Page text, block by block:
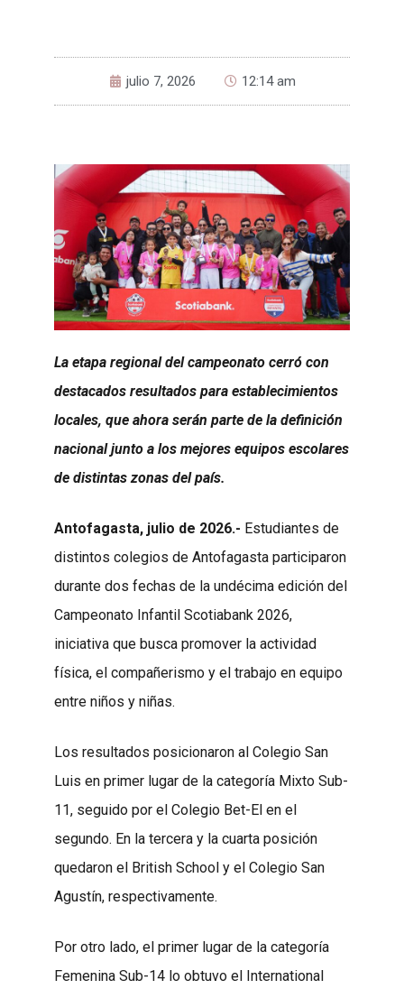
julio 7, 2026 12:14 am
La etapa regional del campeonato cerró con
destacados resultados para establecimientos
locales, que ahora serán parte de la definición
nacional junto a los mejores equipos escolares
de distintas zonas del país.
Antofagasta, julio de 2026.- Estudiantes de
distintos colegios de Antofagasta participaron
durante dos fechas de la undécima edición del
Campeonato Infantil Scotiabank 2026,
iniciativa que busca promover la actividad
física, el compañerismo y el trabajo en equipo
entre niños y niñas.
Los resultados posicionaron al Colegio San
Luis en primer lugar de la categoría Mixto Sub-
11, seguido por el Colegio Bet-El en el
segundo. En la tercera y la cuarta posición
quedaron el British School y el Colegio San
Agustín, respectivamente.
Por otro lado, el primer lugar de la categoría
Femenina Sub-14 lo obtuvo el International